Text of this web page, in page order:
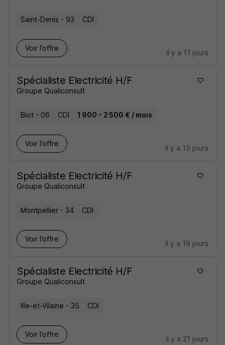
Saint-Denis - 93 CDI
Voir l’offre
il y a 11 jours
Spécialiste Electricité H/F
Groupe Qualiconsult
Biot - 06 CDI 1 900 - 2 500 € / mois
Voir l’offre
il y a 15 jours
Spécialiste Electricité H/F
Groupe Qualiconsult
Montpellier - 34 CDI
Voir l’offre
il y a 19 jours
Spécialiste Electricité H/F
Groupe Qualiconsult
Ille-et-Vilaine - 35 CDI
Voir l’offre
il y a 21 jours